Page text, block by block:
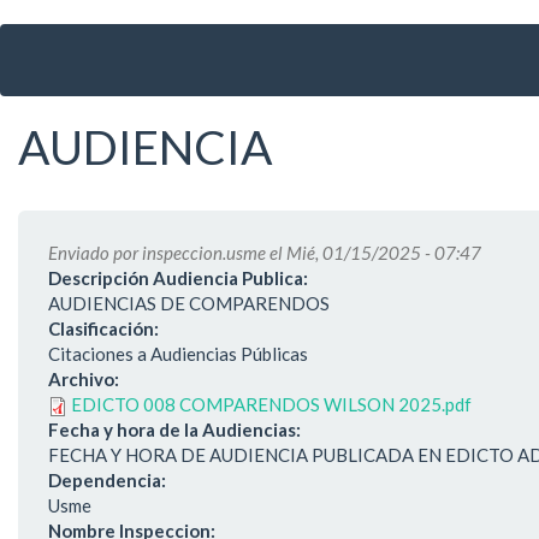
AUDIENCIA
Enviado porinspeccion.usmeel Mié, 01/15/2025 - 07:47
Descripción Audiencia Publica:
AUDIENCIAS DE COMPARENDOS
Clasificación:
Citaciones a Audiencias Públicas
Archivo:
EDICTO 008 COMPARENDOS WILSON 2025.pdf
Fecha y hora de la Audiencias:
FECHA Y HORA DE AUDIENCIA PUBLICADA EN EDICTO
Dependencia:
Usme
Nombre Inspeccion: